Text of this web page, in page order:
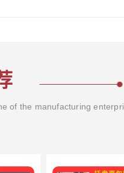
of the manufacturing